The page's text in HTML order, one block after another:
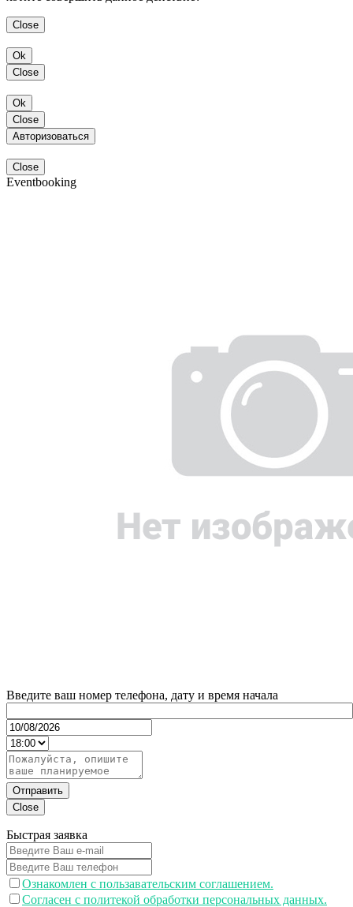
Close
Ok
Close
Ok
Close
Авторизоваться
Close
Eventbooking
Введите ваш номер телефона, дату и время начала
Отправить
Close
Быстрая заявка
Ознакомлен с пользавательским соглашением.
Согласен с политекой обработки персональных данных.